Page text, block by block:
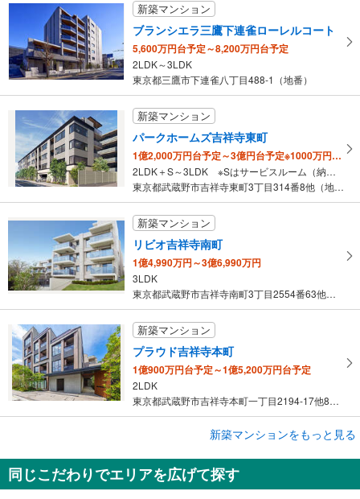
《多機能トイレ》
・改札内
【京王電鉄】
《多機能トイレ》
【ＪＲ】
・点字運賃表
・ＡＥＤ
【京王電鉄】
・点字案内（券売機・運賃表・階段手すり）
・ＡＥＤ
る
・
マ
イ
ペ
保
存
す
新築マンション
ブランシエラ三鷹下連雀ローレルコート
5,600万円台予定～8,200万円台予定
2LDK～3LDK
東京都三鷹市下連雀八丁目488-1（地番）
新築マンション
パークホームズ吉祥寺東町
1億2,000万円台予定～3億円台予定※1000万円単位
2LDK＋S～3LDK ※Sはサービスルーム（納戸）です。
東京都武蔵野市吉祥寺東町3丁目314番8他（地番）
新築マンション
リビオ吉祥寺南町
1億4,990万円～3億6,990万円
3LDK
東京都武蔵野市吉祥寺南町3丁目2554番63他（地番）、東京都武…
新築マンション
プラウド吉祥寺本町
1億900万円台予定～1億5,200万円台予定
2LDK
東京都武蔵野市吉祥寺本町一丁目2194-17他8筆（地番）
新築マンション
ザ・パークハウス 吉祥寺プレイス
1億3,980万円～2億1,980万円
2LDK・3LDK
新築マンションをもっと見る
同じこだわりでエリアを広げて探す